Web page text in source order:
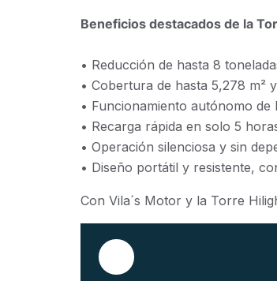
Beneficios destacados de la
• Reducción de hasta 8
• Cobertura de hasta 5,278 m²
• Funcionamiento autónomo
• Recarga rápida en solo 5
• Operación silenciosa y sin
• Diseño portátil y resistente,
Con Vila´s Motor y la Torre